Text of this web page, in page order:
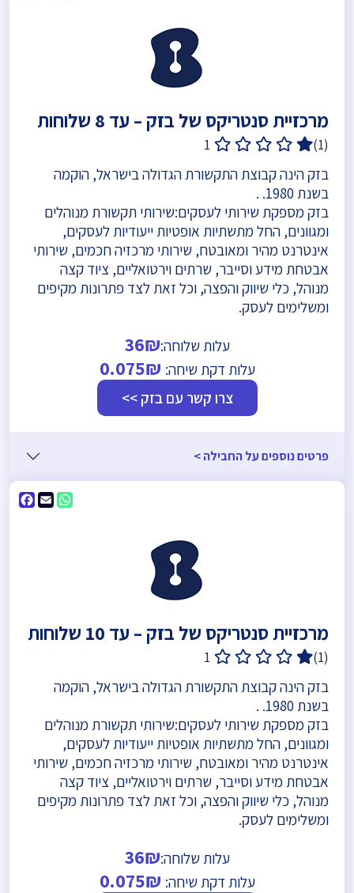
מרכזיית סנטריקס של בזק – עד 8 שלוחות
(1)
1
בזק הינה קבוצת התקשורת הגדולה בישראל, הוקמה
בשנת 1980. .
בזק מספקת שירותי לעסקים:שירותי תקשורת מנוהלים
ומגוונים, החל מתשתיות אופטיות ייעודיות לעסקים,
אינטרנט מהיר ומאובטח, שירותי מרכזיה חכמים, שירותי
אבטחת מידע וסייבר, שרתים וירטואליים, ציוד קצה
מנוהל, כלי שיווק והפצה, וכל זאת לצד פתרונות מקיפים
ומשלימים לעסק.
עלות שלוחה:36₪
עלות דקת שיחה:
צרו קשר עם בזק >>
פרטים נוספים על החבילה >
Email
WhatsApp
מרכזיית סנטריקס של בזק – עד 10 שלוחות
(1)
1
בזק הינה קבוצת התקשורת הגדולה בישראל, הוקמה
בשנת 1980. .
בזק מספקת שירותי לעסקים:שירותי תקשורת מנוהלים
ומגוונים, החל מתשתיות אופטיות ייעודיות לעסקים,
אינטרנט מהיר ומאובטח, שירותי מרכזיה חכמים, שירותי
אבטחת מידע וסייבר, שרתים וירטואליים, ציוד קצה
מנוהל, כלי שיווק והפצה, וכל זאת לצד פתרונות מקיפים
ומשלימים לעסק.
עלות שלוחה:36₪
עלות דקת שיחה: